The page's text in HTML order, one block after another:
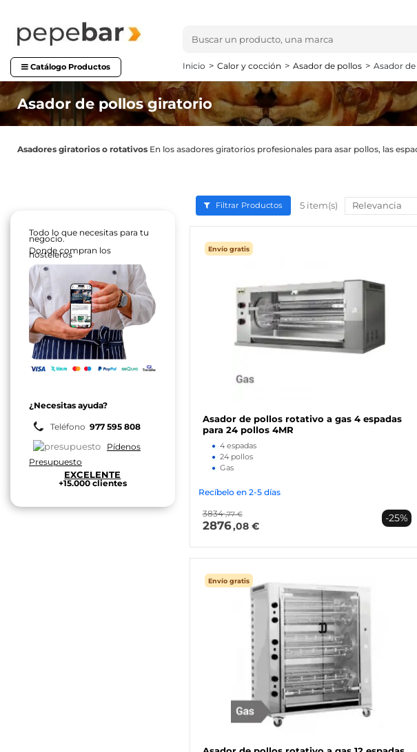
Catálogo Productos Inicio Calor y cocción Asador de pollos Asador
Asador de pollos giratorio
Asadores giratorios o rotativos En los asadores giratorios profesionales para asar pollos, las
Filtrar Productos 5 item(s) Relevancia
Envío gratis
Asador de pollos rotativo a gas 4 espadas
para 24 pollos 4MR
4 espadas
24 pollos
Gas
Recíbelo en 2-5 días
3834 ,77 €
2876,08 €
-25%
Envío gratis
Todo lo que necesitas para tu
negocio.
Donde compran los
hosteleros
¿Necesitas ayuda?
Teléfono 977 595 808
Pídenos
Presupuesto
EXCELENTE
+15.000 clientes